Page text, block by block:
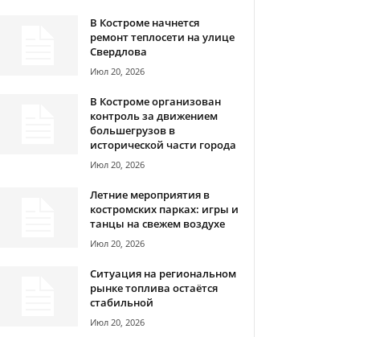
В Костроме начнется
ремонт теплосети на улице
Свердлова
Июл 20, 2026
В Костроме организован
контроль за движением
большегрузов в
исторической части города
Июл 20, 2026
Летние мероприятия в
костромских парках: игры и
танцы на свежем воздухе
Июл 20, 2026
Ситуация на региональном
рынке топлива остаётся
стабильной
Июл 20, 2026